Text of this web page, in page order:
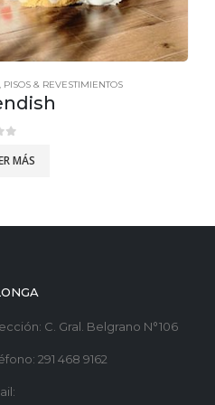
, PISOS & REVESTIMIENTOS
MÁS
C. Gral. Belgrano N°106
291 468 9162